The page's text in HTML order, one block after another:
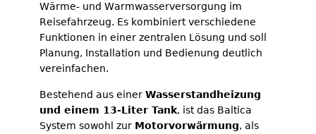
Wärme- und Warmwasserversorgung im
Reisefahrzeug. Es kombiniert verschiedene
Funktionen in einer zentralen Lösung und soll
Planung, Installation und Bedienung deutlich
vereinfachen.
Bestehend aus einer Wasserstandheizung
und einem 13-Liter Tank, ist das Baltica
System sowohl zur Motorvorwärmung, als